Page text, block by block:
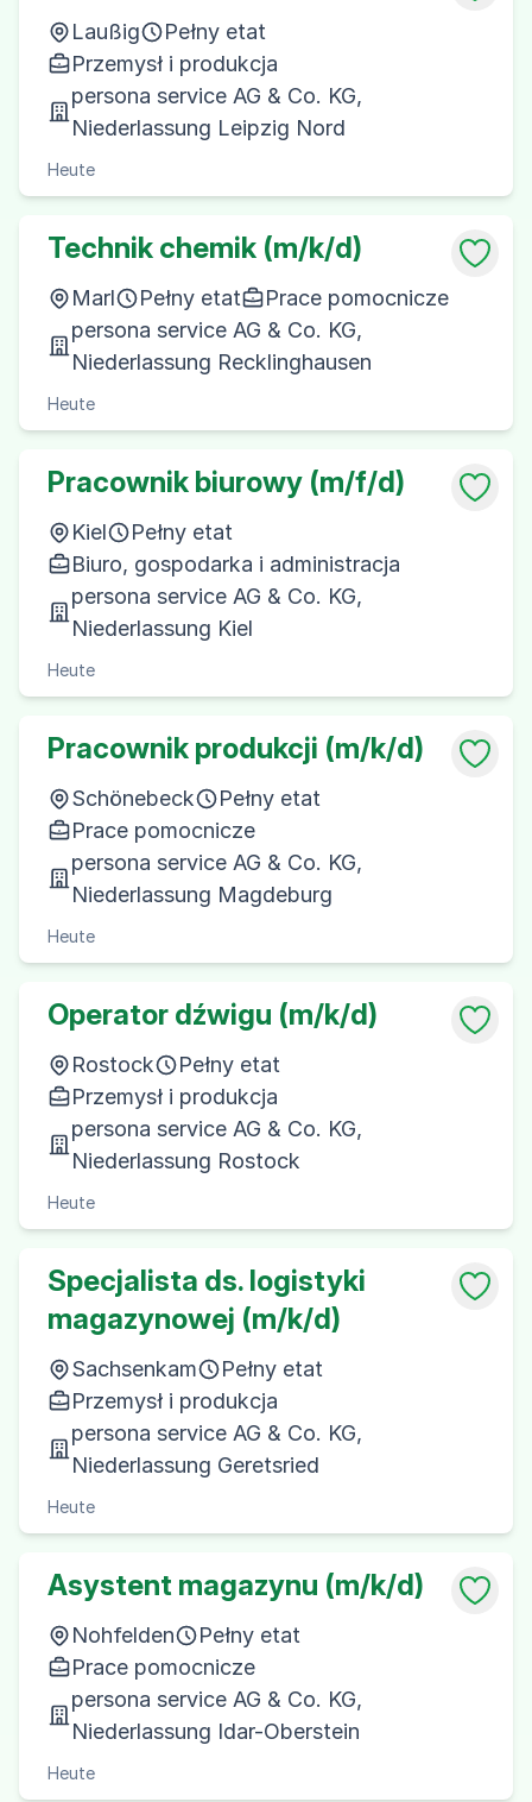
Laußig
Pełny etat
Przemysł i produkcja
persona service AG & Co. KG,
Niederlassung Leipzig Nord
Heute
Technik chemik (m/k/d)
Marl Pełny etat
Prace pomocnicze
persona service AG & Co. KG,
Niederlassung Recklinghausen
Heute
Pracownik biurowy (m/f/d)
Kiel
Pełny etat
Biuro, gospodarka i administracja
persona service AG & Co. KG,
Niederlassung Kiel
Heute
Pracownik produkcji (m/k/d)
Schönebeck
Pełny etat
Prace pomocnicze
persona service AG & Co. KG,
Niederlassung Magdeburg
Heute
Operator dźwigu (m/k/d)
Rostock
Pełny etat
Przemysł i produkcja
persona service AG & Co. KG,
Niederlassung Rostock
Heute
Specjalista ds. logistyki
magazynowej (m/k/d)
Sachsenkam
Pełny etat
Przemysł i produkcja
persona service AG & Co. KG,
Niederlassung Geretsried
Heute
Asystent magazynu (m/k/d)
Nohfelden
Pełny etat
Prace pomocnicze
persona service AG & Co. KG,
Niederlassung Idar-Oberstein
Heute